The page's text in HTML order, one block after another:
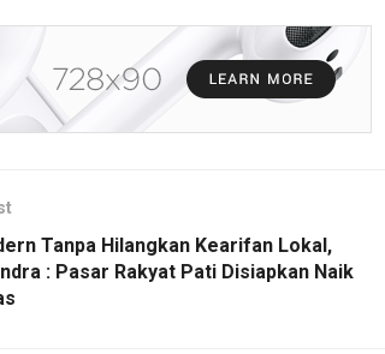
Tanpa Hilangkan Kearifan Lokal,
: Pasar Rakyat Pati Disiapkan Naik